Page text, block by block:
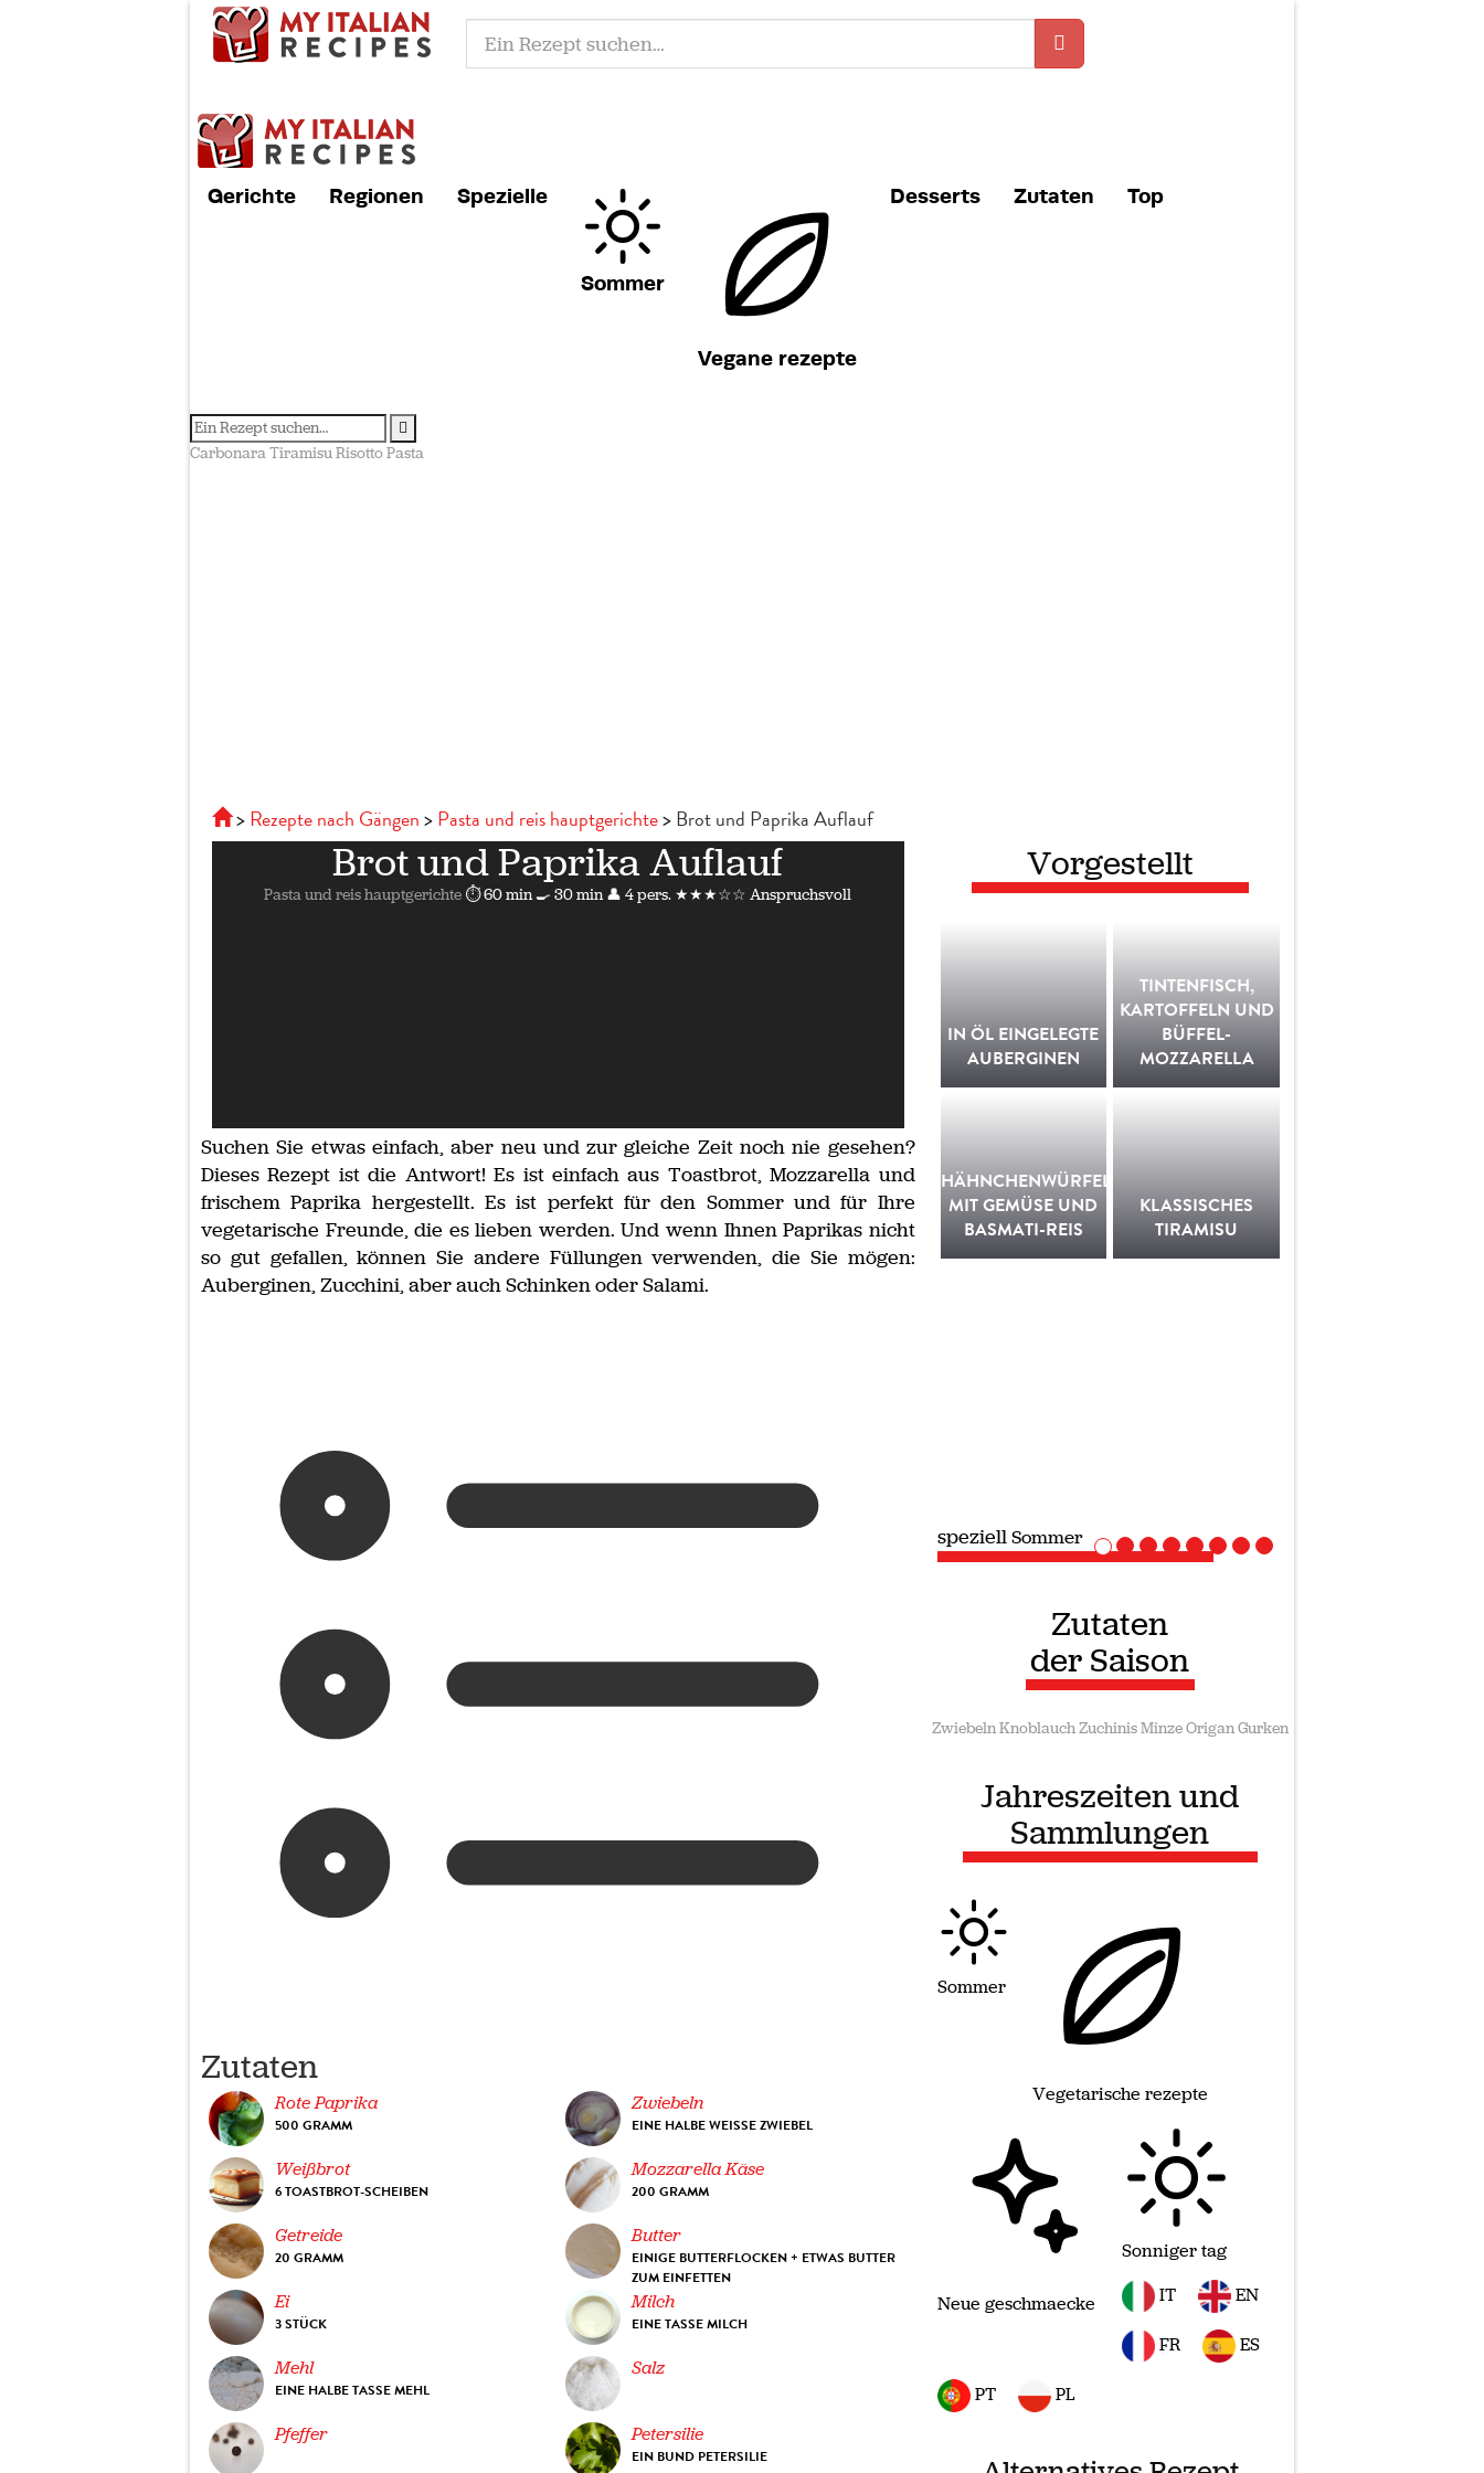
Gerichte Regionen Spezielle
Sommer
Vegane rezepte
Desserts Zutaten Top
CarbonaraTiramisuRisottoPasta
Rezepte nach Gängen Pasta und reis hauptgerichte Brot und Paprika Auflauf
Brot und Paprika Auflauf
Pasta und reis hauptgerichte ⏱ 60 min🍳 30 min👤 4 pers. ★★★☆☆ Anspruchsvoll
Suchen Sie etwas einfach, aber neu und zur gleiche Zeit noch nie gesehen?
Dieses Rezept ist die Antwort! Es ist einfach aus Toastbrot, Mozzarella und
frischem Paprika hergestellt. Es ist perfekt für den Sommer und für Ihre
vegetarische Freunde, die es lieben werden. Und wenn Ihnen Paprikas nicht
so gut gefallen, können Sie andere Füllungen verwenden, die Sie mögen:
Auberginen, Zucchini, aber auch Schinken oder Salami.
Zutaten
Rote Paprika
500 GRAMM
Zwiebeln
EINE HALBE WEISSE ZWIEBEL
Weißbrot
6 TOASTBROT-SCHEIBEN
Mozzarella Käse
200 GRAMM
Getreide
20 GRAMM
Butter
EINIGE BUTTERFLOCKEN + ETWAS BUTTER
ZUM EINFETTEN
Ei
3 STÜCK
Milch
EINE TASSE MILCH
Mehl
EINE HALBE TASSE MEHL
Salz
Pfeffer Petersilie
EIN BUND PETERSILIE
Vorgestellt
IN ÖL EINGELEGTE
AUBERGINEN
TINTENFISCH,
KARTOFFELN UND
BÜFFEL-
MOZZARELLA
HÄHNCHENWÜRFEL
MIT GEMÜSE UND
BASMATI-REIS
KLASSISCHES
TIRAMISU
speziell speziellVegane rezepte
Zutaten
der Saison
ZwiebelnKnoblauchZuchinisMinzeOriganGurken
Jahreszeiten und
Sammlungen
Sommer
Vegetarische rezepte
Neue geschmaecke
Sonniger tag
IT
EN
FR ES
PT PL